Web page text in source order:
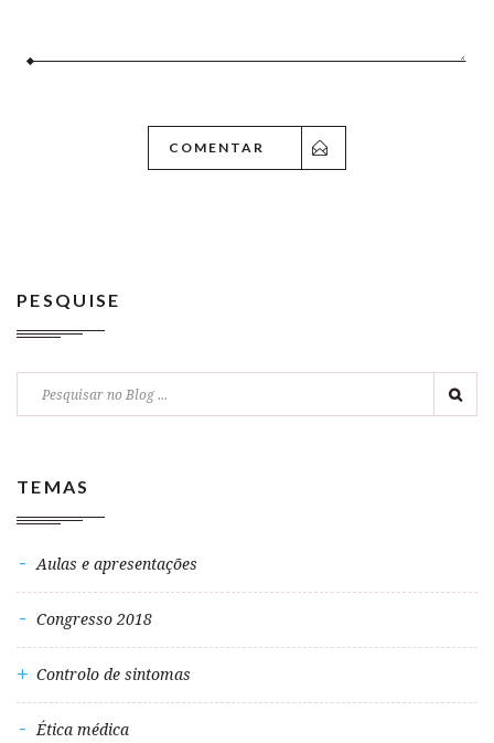
PESQUISE
TEMAS
Aulas e apresentações
Congresso 2018
Controlo de sintomas
Ética médica